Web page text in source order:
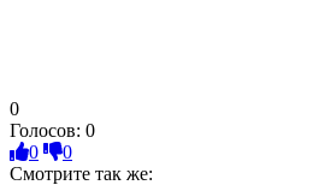
0
Голосов: 0
0
0
Смотрите так же: